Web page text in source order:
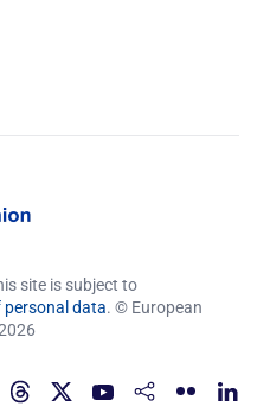
site is subject to
data. © European